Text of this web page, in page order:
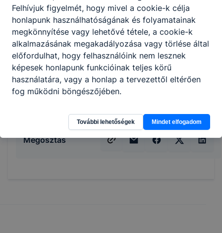
használatos szoftvereket és mobil
alkalmazásokat;
elvégzi az online értékesítéshez
kapcsolódó szolgáltatásokat;
szakszerűen használja a pénztárgépet;
kezeli a vevői panaszokat;
kezeli a szakterületének megfelelő
gépeket, berendezéseket, eszközöket.
Megosztás
Felhívjuk figyelmét, hogy mivel a cookie-k célja
honlapunk használhatóságának és folyamatainak
megkönnyítése vagy lehetővé tétele, a cookie-k
alkalmazásának megakadályozása vagy törlése által
előfordulhat, hogy felhasználóink nem lesznek
képesek honlapunk funkcióinak teljes körű
használatára, vagy a honlap a tervezettől eltérően
fog működni böngészőjében.
További lehetőségek Mindet elfogadom